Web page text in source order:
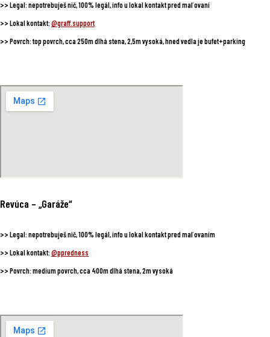
>> Legal: nepotrebuješ nič, 100% legál, info u lokal kontakt pred maľovaní
>> Lokal kontakt: @graff.support
>> Povrch: top povrch, cca 250m dlhá stena, 2,5m vysoká, hned vedla je bufet+parking
Revúca – „Garáže“
>> Legal: nepotrebuješ nič, 100% legál, info u lokal kontakt pred maľovaním
>> Lokal kontakt: @ppredness
>> Povrch: medium povrch, cca 400m dlhá stena, 2m vysoká